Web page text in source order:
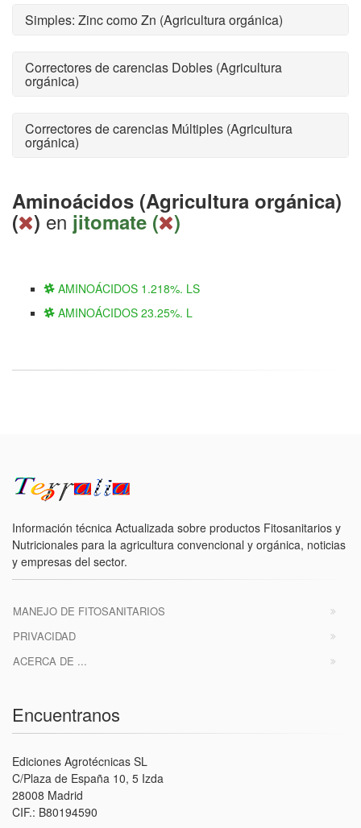
Simples: Zinc como Zn (Agricultura orgánica)
Correctores de carencias Dobles (Agricultura
orgánica)
Correctores de carencias Múltiples (Agricultura
orgánica)
Aminoácidos (Agricultura orgánica)
( ) en jitomate ( )
AMINOÁCIDOS 1.218%. LS
AMINOÁCIDOS 23.25%. L
Información técnica Actualizada sobre productos Fitosanitarios y
Nutricionales para la agricultura convencional y orgánica, noticias
y empresas del sector.
MANEJO DE FITOSANITARIOS
PRIVACIDAD
ACERCA DE ...
Encuentranos
Ediciones Agrotécnicas SL
C/Plaza de España 10, 5 Izda
28008 Madrid
CIF.: B80194590